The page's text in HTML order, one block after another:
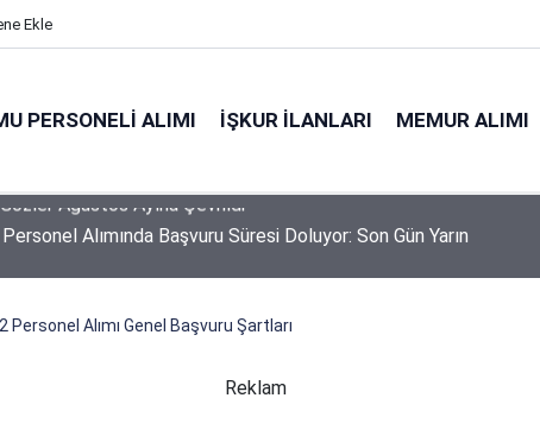
Ekle
PERSONELI ALIMI İŞKUR İLANLARI MEMUR ALIMI
Alımında Başvuru Süresi Doluyor: Son Gün Yarın
Personel Alımı Genel Başvuru Şartları
Reklam